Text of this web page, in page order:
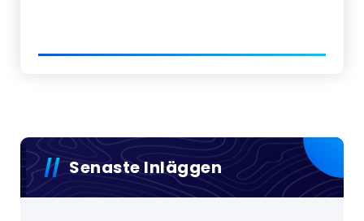
Senaste Inläggen